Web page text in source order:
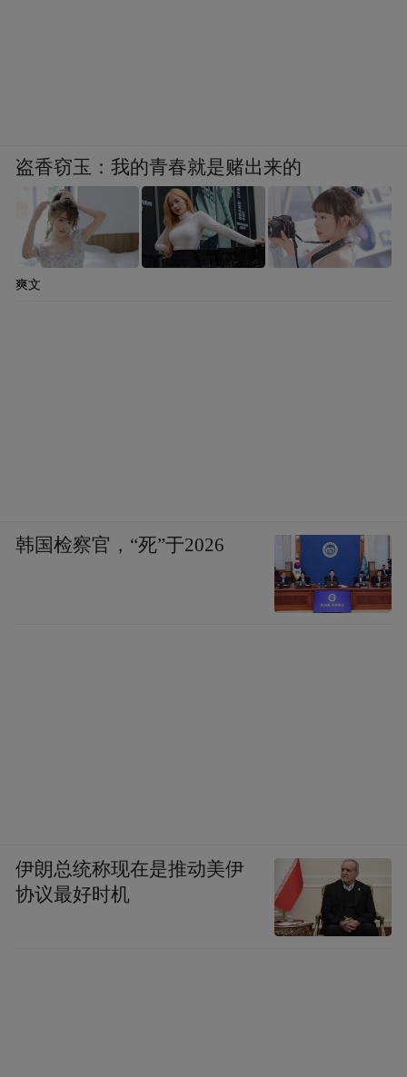
盗香窃玉：我的青春就是赌出来的
爽文
韩国检察官，“死”于2026
伊朗总统称现在是推动美伊
协议最好时机